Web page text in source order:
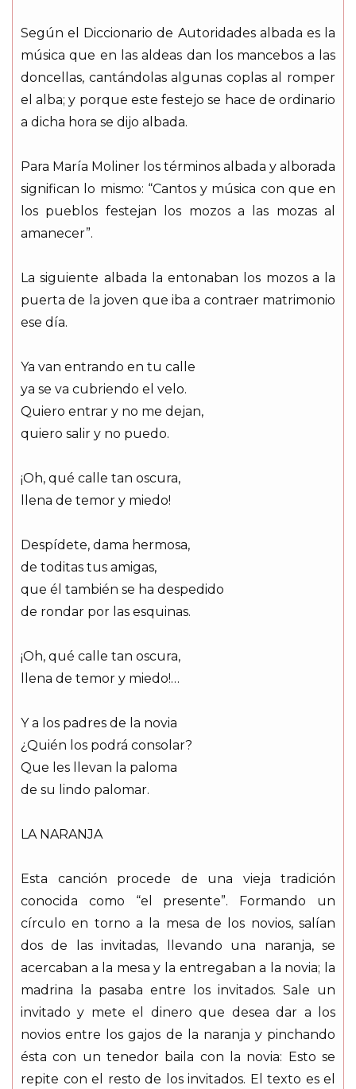
Según el Diccionario de Autoridades albada es la
música que en las aldeas dan los mancebos a las
doncellas, cantándolas algunas coplas al romper
el alba; y porque este festejo se hace de ordinario
a dicha hora se dijo albada.
Para María Moliner los términos albada y alborada
significan lo mismo: “Cantos y música con que en
los pueblos festejan los mozos a las mozas al
amanecer”.
La siguiente albada la entonaban los mozos a la
puerta de la joven que iba a contraer matrimonio
ese día.
Ya van entrando en tu calle
ya se va cubriendo el velo.
Quiero entrar y no me dejan,
quiero salir y no puedo.
¡Oh, qué calle tan oscura,
llena de temor y miedo!
Despídete, dama hermosa,
de toditas tus amigas,
que él también se ha despedido
de rondar por las esquinas.
¡Oh, qué calle tan oscura,
llena de temor y miedo!…
Y a los padres de la novia
¿Quién los podrá consolar?
Que les llevan la paloma
de su lindo palomar.
LA NARANJA
Esta canción procede de una vieja tradición
conocida como “el presente”. Formando un
círculo en torno a la mesa de los novios, salían
dos de las invitadas, llevando una naranja, se
acercaban a la mesa y la entregaban a la novia; la
madrina la pasaba entre los invitados. Sale un
invitado y mete el dinero que desea dar a los
novios entre los gajos de la naranja y pinchando
ésta con un tenedor baila con la novia: Esto se
repite con el resto de los invitados. El texto es el